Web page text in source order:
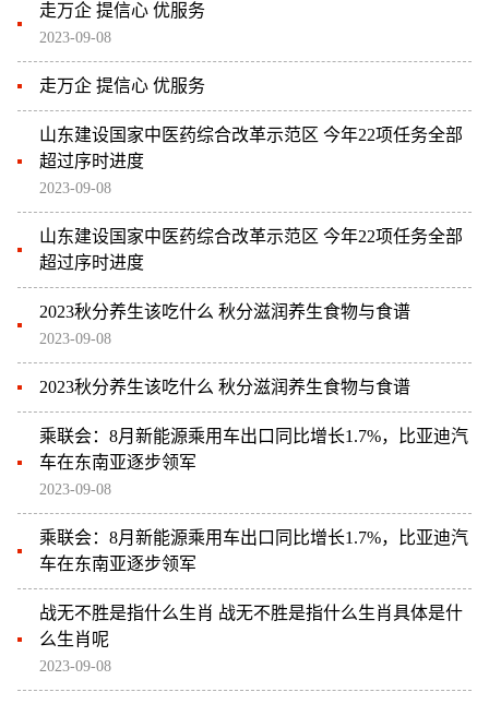
走万企 提信心 优服务
2023-09-08
走万企 提信心 优服务
山东建设国家中医药综合改革示范区 今年22项任务全部
超过序时进度
2023-09-08
山东建设国家中医药综合改革示范区 今年22项任务全部
超过序时进度
2023秋分养生该吃什么 秋分滋润养生食物与食谱
2023-09-08
2023秋分养生该吃什么 秋分滋润养生食物与食谱
乘联会：8月新能源乘用车出口同比增长1.7%，比亚迪汽
车在东南亚逐步领军
2023-09-08
乘联会：8月新能源乘用车出口同比增长1.7%，比亚迪汽
车在东南亚逐步领军
战无不胜是指什么生肖 战无不胜是指什么生肖具体是什
么生肖呢
2023-09-08